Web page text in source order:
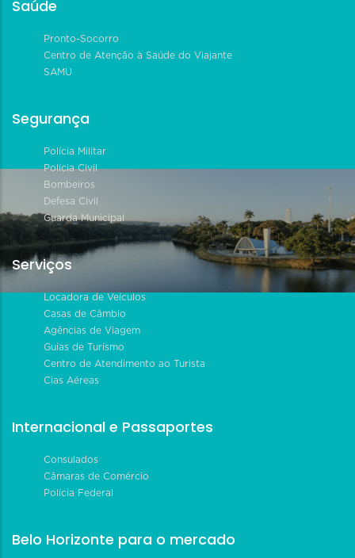
Saúde
Pronto-Socorro
Centro de Atenção à Saúde do Viajante
SAMU
Segurança
Polícia Militar
Polícia Civil
Bombeiros
Defesa Civil
Guarda Municipal
Serviços
Locadora de Veículos
Casas de Câmbio
Agências de Viagem
Guias de Turismo
Centro de Atendimento ao Turista
Cias Aéreas
Internacional e Passaportes
Consulados
Câmaras de Comércio
Polícia Federal
Belo Horizonte para o mercado